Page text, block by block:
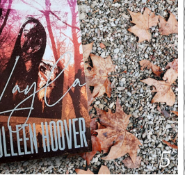
5